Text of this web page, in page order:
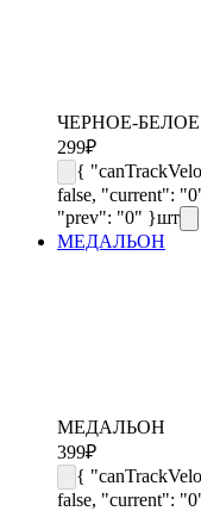
ЧЕРНОЕ-БЕЛОЕ
299₽
{
false, "current":
"prev": "0" }шт
МЕДАЛЬОН
МЕДАЛЬОН
399₽
{
false, "current":